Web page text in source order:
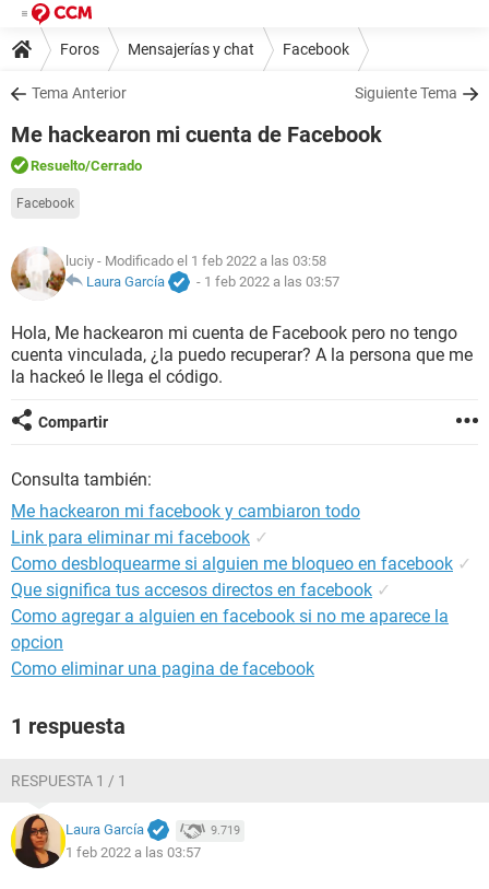
Foros Mensajerías y chat Facebook
Tema Anterior Siguiente Tema
Me hackearon mi cuenta de Facebook
Resuelto/Cerrado
Facebook
luciy - Modificado el 1 feb 2022 a las 03:58
Laura García
- 1 feb 2022 a las 03:57
Hola, Me hackearon mi cuenta de Facebook pero no tengo
cuenta vinculada, ¿la puedo recuperar? A la persona que me
la hackeó le llega el código.
Compartir
Consulta también:
Me hackearon mi facebook y cambiaron todo
Link para eliminar mi facebook ✓
Como desbloquearme si alguien me bloqueo en facebook ✓
Que significa tus accesos directos en facebook ✓
Como agregar a alguien en facebook si no me aparece la
opcion
Como eliminar una pagina de facebook
1 respuesta
RESPUESTA 1 / 1
Laura García 9.719
1 feb 2022 a las 03:57